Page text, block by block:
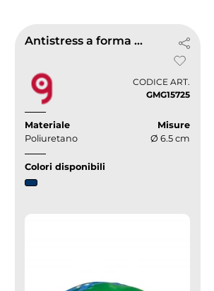
Antistress a forma di mondo
CODICE ART.
GMG15725
Materiale
Poliuretano
Misure
Ø 6.5 cm
Colori disponibili